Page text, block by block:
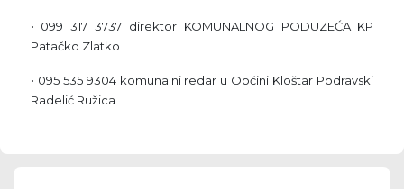
• 099 317 3737 direktor KOMUNALNOG PODUZEĆA KP
Patačko Zlatko
• 095 535 9304 komunalni redar u Općini Kloštar Podravski
Radelić Ružica